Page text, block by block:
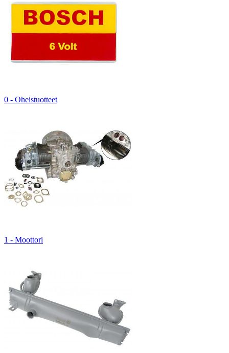
0 - Oheistuotteet
1 - Moottori